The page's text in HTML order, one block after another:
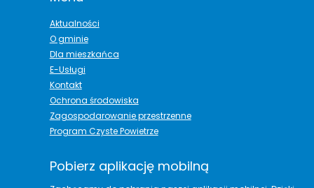
Aktualności
O gminie
Dla mieszkańca
E-Usługi
Kontakt
Ochrona środowiska
Zagospodarowanie przestrzenne
Program Czyste Powietrze
Pobierz aplikację mobilną